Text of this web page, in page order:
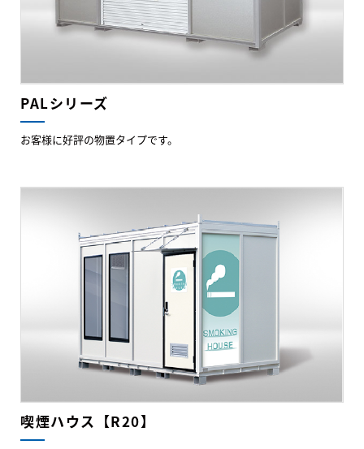
PALシリーズ
お客様に好評の物置タイプです。
喫煙ハウス【R20】